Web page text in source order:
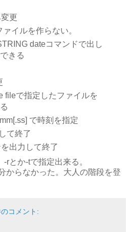
更
イルを作らない。
dateコマンドで出し
きる
fileで指定したファイルを
で時刻を指定
て終了
出力して終了
rとか-tで指定出来る。
からなかった。大人の階段を登
コメント: